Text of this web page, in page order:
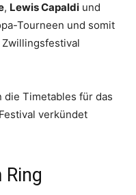
, Lewis Capaldi und
Tourneen und somit
die Timetables für das
verkündet
Ring